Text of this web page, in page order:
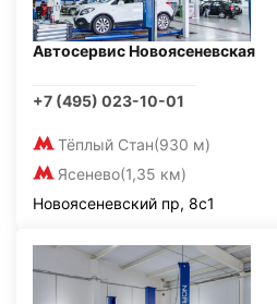
Автосервис Новоясеневская
+7 (495) 023-10-01
Тёплый Стан(930 м)
Ясенево(1,35 км)
Новоясеневский пр, 8с1